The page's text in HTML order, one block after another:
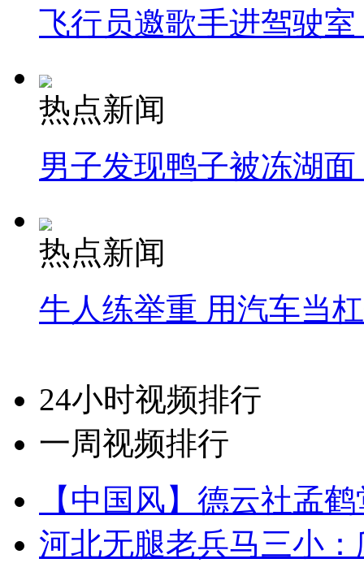
飞行员邀歌手进驾驶
热点新闻
男子发现鸭子被冻湖
热点新闻
牛人练举重 用汽车当
24小时视频排行
一周视频排行
【中国风】德云社孟
河北无腿老兵马三小